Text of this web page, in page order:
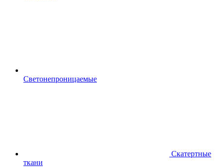
Светонепроницаемые
Скатертные
ткани